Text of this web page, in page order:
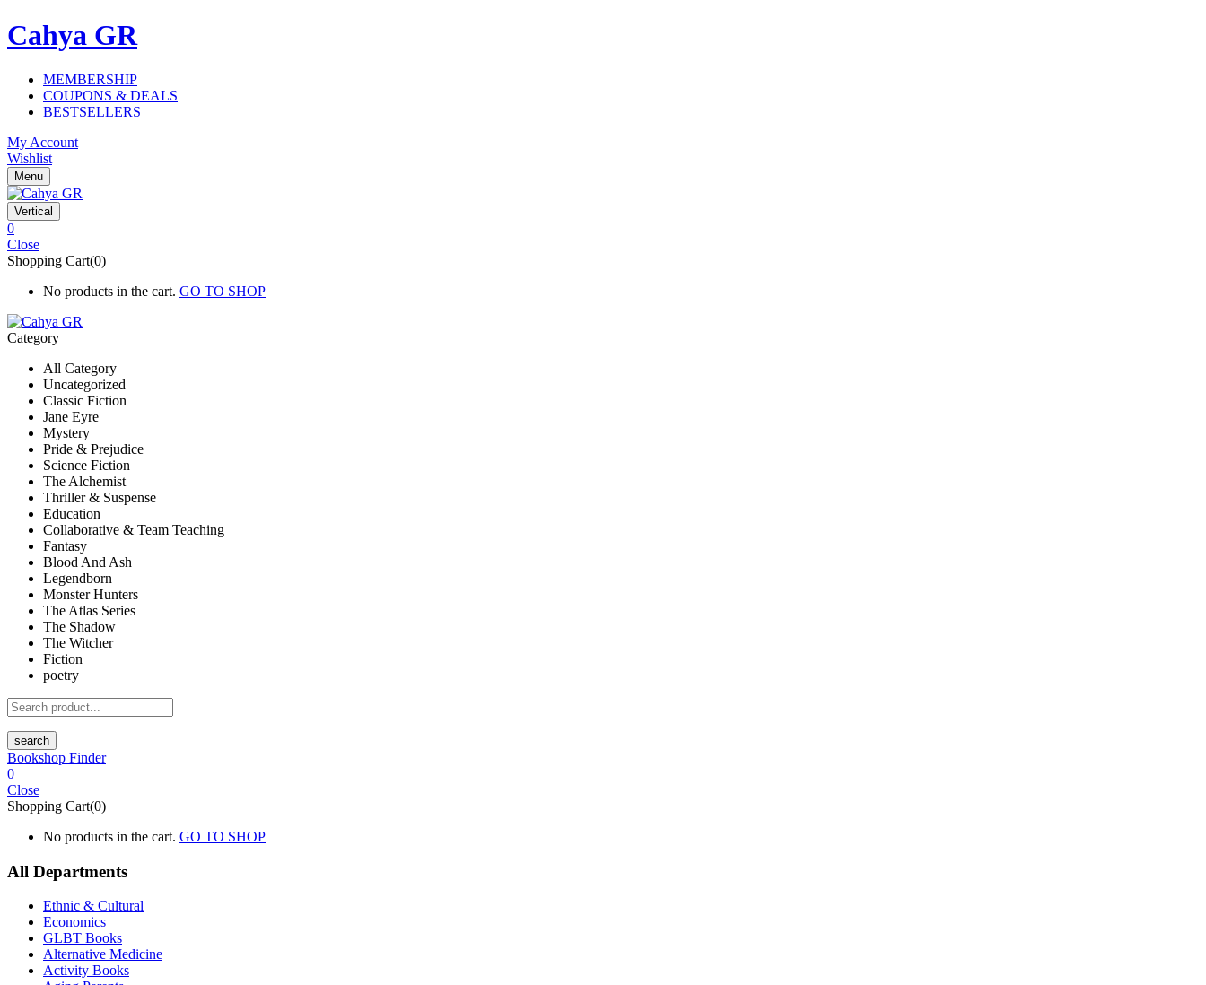
Cahya GR
MEMBERSHIP
COUPONS & DEALS
BESTSELLERS
My Account
Wishlist
Menu
Vertical
0
Close
Shopping Cart(0)
No products in the cart. GO TO SHOP
Category
All Category
Uncategorized
Classic Fiction
Jane Eyre
Mystery
Pride & Prejudice
Science Fiction
The Alchemist
Thriller & Suspense
Education
Collaborative & Team Teaching
Fantasy
Blood And Ash
Legendborn
Monster Hunters
The Atlas Series
The Shadow
The Witcher
Fiction
poetry
search
Bookshop Finder
0
Close
Shopping Cart(0)
No products in the cart. GO TO SHOP
All Departments
Ethnic & Cultural
Economics
GLBT Books
Alternative Medicine
Activity Books